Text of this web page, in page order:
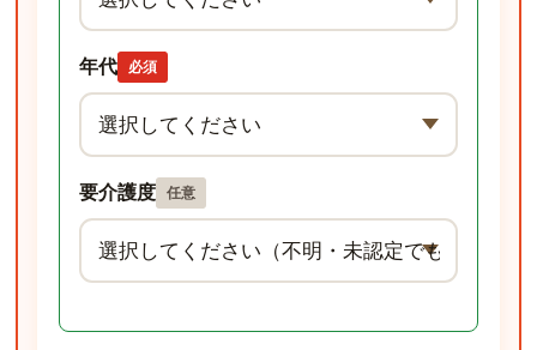
年代 必須
要介護度 任意